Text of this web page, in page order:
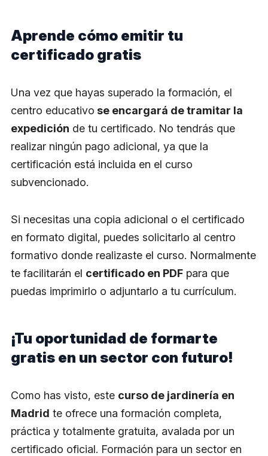
Aprende cómo emitir tu
certificado gratis
Una vez que hayas superado la formación, el
centro educativo se encargará de tramitar la
expedición de tu certificado. No tendrás que
realizar ningún pago adicional, ya que la
certificación está incluida en el curso
subvencionado.
Si necesitas una copia adicional o el certificado
en formato digital, puedes solicitarlo al centro
formativo donde realizaste el curso. Normalmente
te facilitarán el certificado en PDF para que
puedas imprimirlo o adjuntarlo a tu currículum.
¡Tu oportunidad de formarte
gratis en un sector con futuro!
Como has visto, este curso de jardinería en
Madrid te ofrece una formación completa,
práctica y totalmente gratuita, avalada por un
certificado oficial. Formación para un sector en